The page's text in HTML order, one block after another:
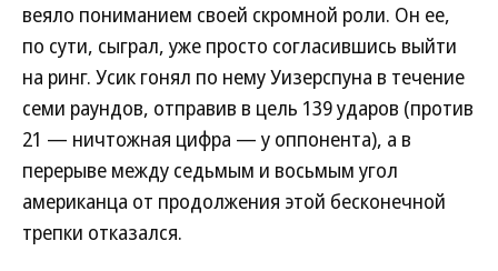
веяло пониманием своей скромной роли. Он ее,
по сути, сыграл, уже просто согласившись выйти
на ринг. Усик гонял по нему Уизерспуна в течение
семи раундов, отправив в цель 139 ударов (против
21 — ничтожная цифра — у оппонента), а в
перерыве между седьмым и восьмым угол
американца от продолжения этой бесконечной
трепки отказался.